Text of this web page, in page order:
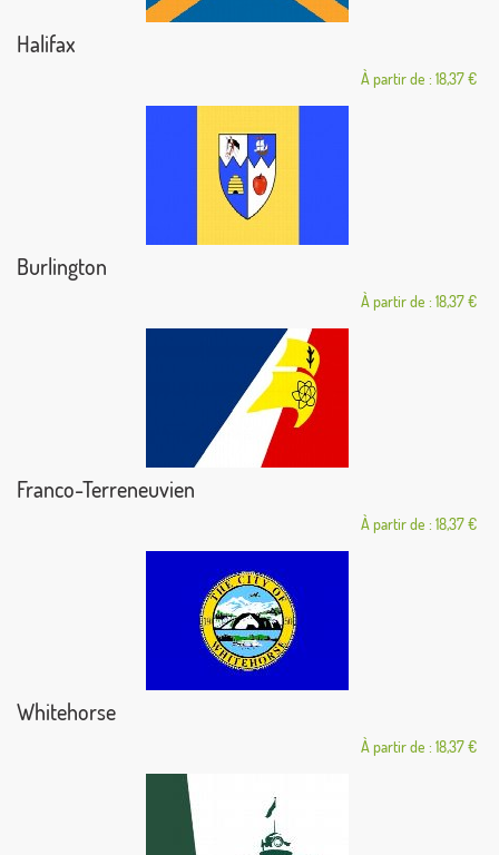
Halifax
À partir de : 18,37 €
Burlington
À partir de : 18,37 €
Franco-Terreneuvien
À partir de : 18,37 €
Whitehorse
À partir de : 18,37 €